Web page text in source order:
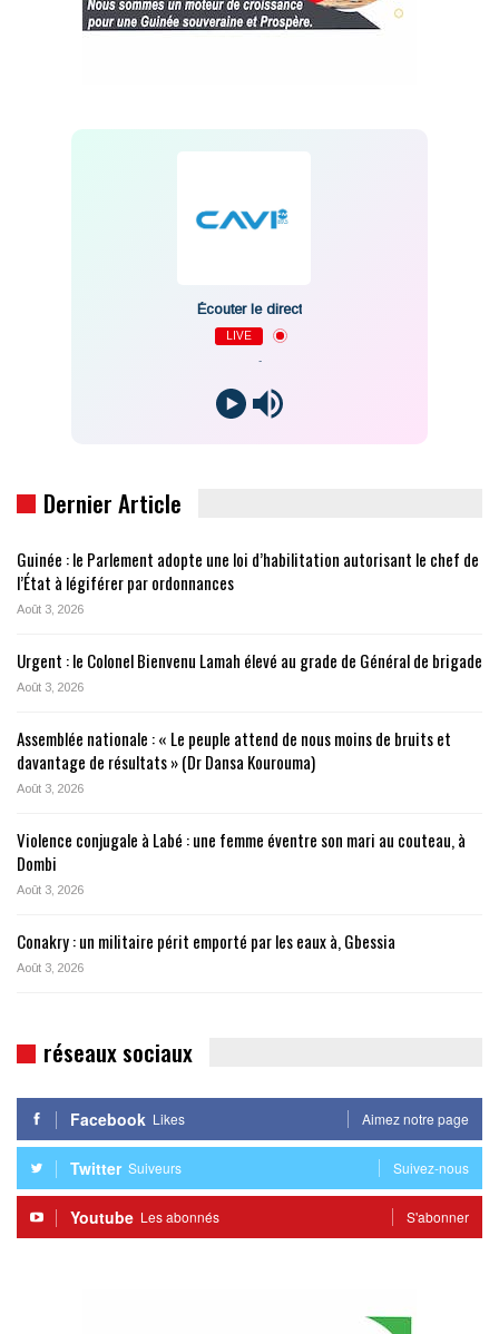
Écouter le direct
LIVE
Dernier Article
Guinée : le Parlement adopte une loi d’habilitation autorisant le chef de
l’État à légiférer par ordonnances
Août 3, 2026
Urgent : le Colonel Bienvenu Lamah élevé au grade de Général de brigade
Août 3, 2026
Assemblée nationale : « Le peuple attend de nous moins de bruits et
davantage de résultats » (Dr Dansa Kourouma)
Août 3, 2026
Violence conjugale à Labé : une femme éventre son mari au couteau, à
Dombi
Août 3, 2026
Conakry : un militaire périt emporté par les eaux à, Gbessia
Août 3, 2026
réseaux sociaux
Facebook Likes Aimez notre page
Twitter Suiveurs Suivez-nous
Youtube Les abonnés S'abonner